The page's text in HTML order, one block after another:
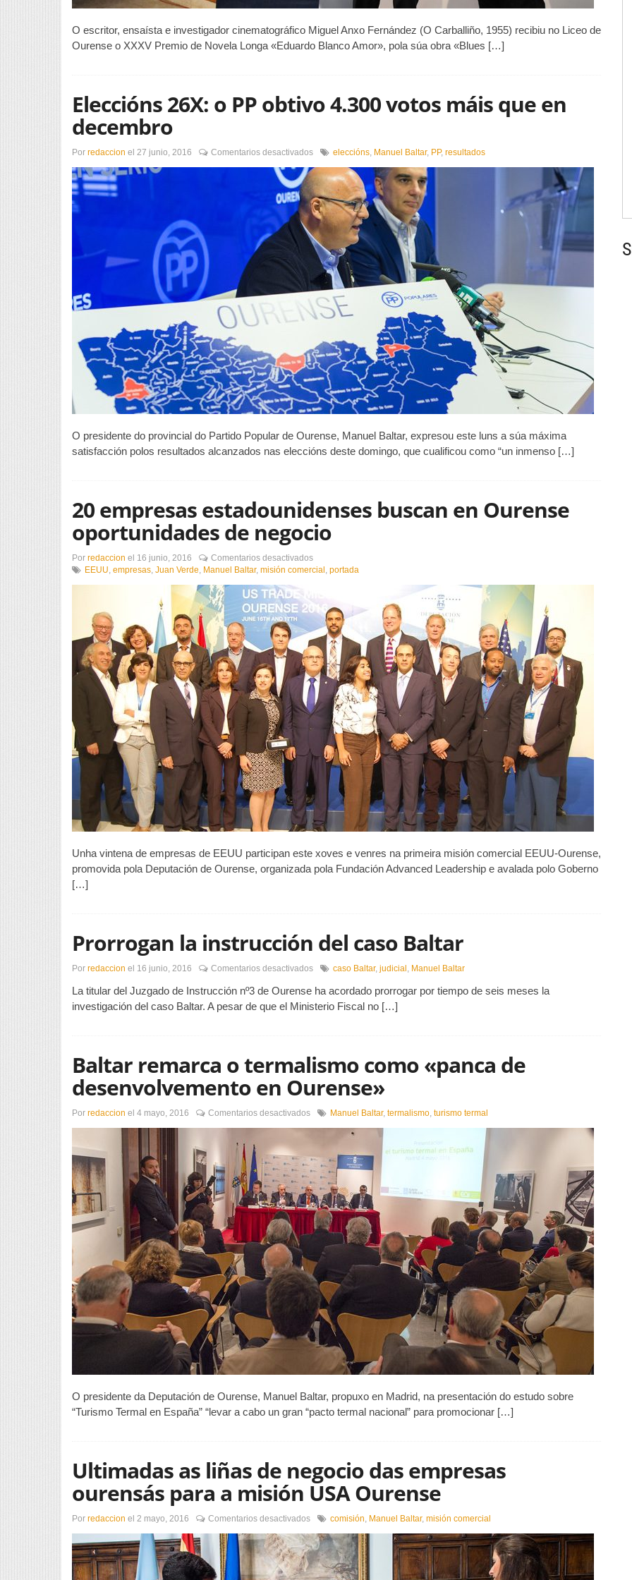
O escritor, ensaísta e investigador cinematográfico Miguel Anxo Fernández (O Carballiño, 1955) recibiu no Liceo de
Ourense o XXXV Premio de Novela Longa «Eduardo Blanco Amor», pola súa obra «Blues […]
Eleccións 26X: o PP obtivo 4.300 votos máis que en
decembro
Por redaccion el 27 junio, 2016 Comentarios desactivadosen
26X:
o
PP
obtivo
4.300
votos
máis
que
en
decembro
eleccións Manuel Baltar, PP, resultados
O presidente do provincial do Partido Popular de Ourense, Manuel Baltar, expresou este luns a súa máxima
satisfacción polos resultados alcanzados nas eleccións deste domingo, que cualificou como “un inmenso […]
20 empresas estadounidenses buscan en Ourense
oportunidades de negocio
Por redaccion el 16 junio, 2016 Comentarios desactivadosen
20
buscan
en
Ourense
oportunidades
de
negocio
EEUU empresas Juan Verde Manuel Baltar, misión comercial portada
Unha vintena de empresas de EEUU participan este xoves e venres na primeira misión comercial EEUU-Ourense,
promovida pola Deputación de Ourense, organizada pola Fundación Advanced Leadership e avalada polo Goberno
[…]
Prorrogan la instrucción del caso Baltar
Por redaccion el 16 junio, 2016 Comentarios desactivadosen
la
instrucción
caso Baltar, judicial Manuel Baltar
La titular del Juzgado de Instrucción nº3 de Ourense ha acordado prorrogar por tiempo de seis meses la
investigación del caso Baltar. A pesar de que el Ministerio Fiscal no […]
Baltar remarca o termalismo como «panca de
desenvolvemento en Ourense»
Por redaccion el 4 mayo, 2016 Comentarios desactivadosen
termalismo
como
«panca
de
desenvolvemento
en
Ourense»
Manuel Baltar, termalismo turismo termal
O presidente da Deputación de Ourense, Manuel Baltar, propuxo en Madrid, na presentación do estudo sobre
“Turismo Termal en España” “levar a cabo un gran “pacto termal nacional” para promocionar […]
Ultimadas as liñas de negocio das empresas
ourensás para a misión USA Ourense
Por redaccion el 2 mayo, 2016 Comentarios desactivadosen
as
liñas
de
negocio
comisión Manuel Baltar, misión comercial